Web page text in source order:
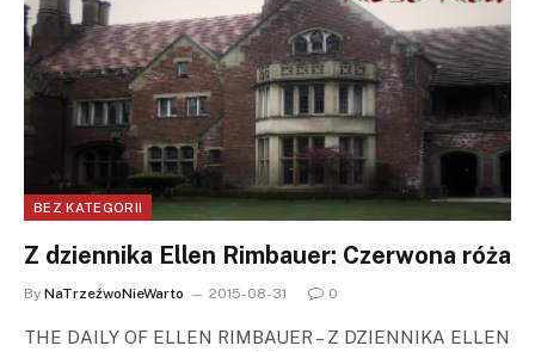
BEZ KATEGORII
Z dziennika Ellen Rimbauer: Czerwona róża
By NaTrzeźwoNieWarto 2015-08-31 0
THE DAILY OF ELLEN RIMBAUER – Z DZIENNIKA ELLEN